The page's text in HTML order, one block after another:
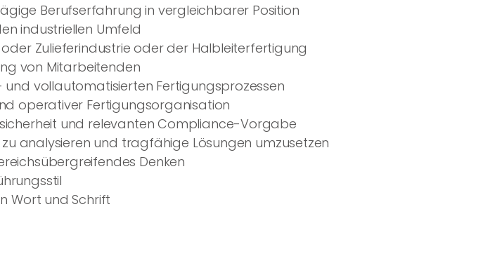
Berufserfahrung in vergleichbarer Position
industriellen Umfeld
Zulieferindustrie oder der Halbleiterfertigung
von Mitarbeitenden
vollautomatisierten Fertigungsprozessen
operativer Fertigungsorganisation
und relevanten Compliance-Vorgabe
analysieren und tragfähige Lösungen umzusetzen
Denken
Wort und Schrift